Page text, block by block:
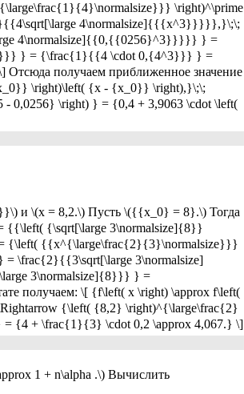
\right)^\prime
4\normalsize]{{{x^3}}}}},}\;\;
4\normalsize]{{0,{{0256}^3}}}}} } =
} = {\frac{1}{{4 \cdot 0,{4^3}}} } =
получаем приближенное значение
\right)\left( {x - {x_0}} \right),}\;\;
0,0256} \right) } = {0,4 + 3,9063 \cdot \left(
и \(x = 8,2.\) Пусть \({{x_0} = 8}.\) Тогда
{\sqrt[\large 3\normalsize]{8}}
{\left( {{x^{\large\frac{2}{3}\normalsize}}}
\frac{2}{{3\sqrt[\large 3\normalsize]
3\normalsize]{8}}} } =
получаем: \[ {f\left( x \right) \approx f\left(
{\left( {8,2} \right)^{\large\frac{2}
{4 + \frac{1}{3} \cdot 0,2 \approx 4,067.} \]
1 + n\alpha .\) Вычислить